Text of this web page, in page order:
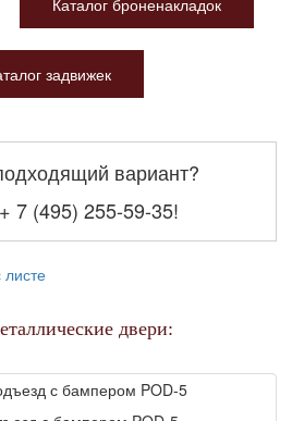
задвижек
вариант?
+ 7 (495) 255-59-35!
двери: